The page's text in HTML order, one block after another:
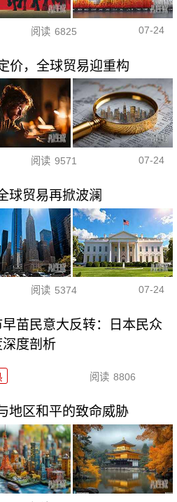
阅读 6825 07-24
价，全球贸易迎重构
阅读 9571 07-24
球贸易再掀波澜
阅读 5374 07-24
早苗民意大反转：日本民众
深度剖析
阅读 8806
地区和平的致命威胁